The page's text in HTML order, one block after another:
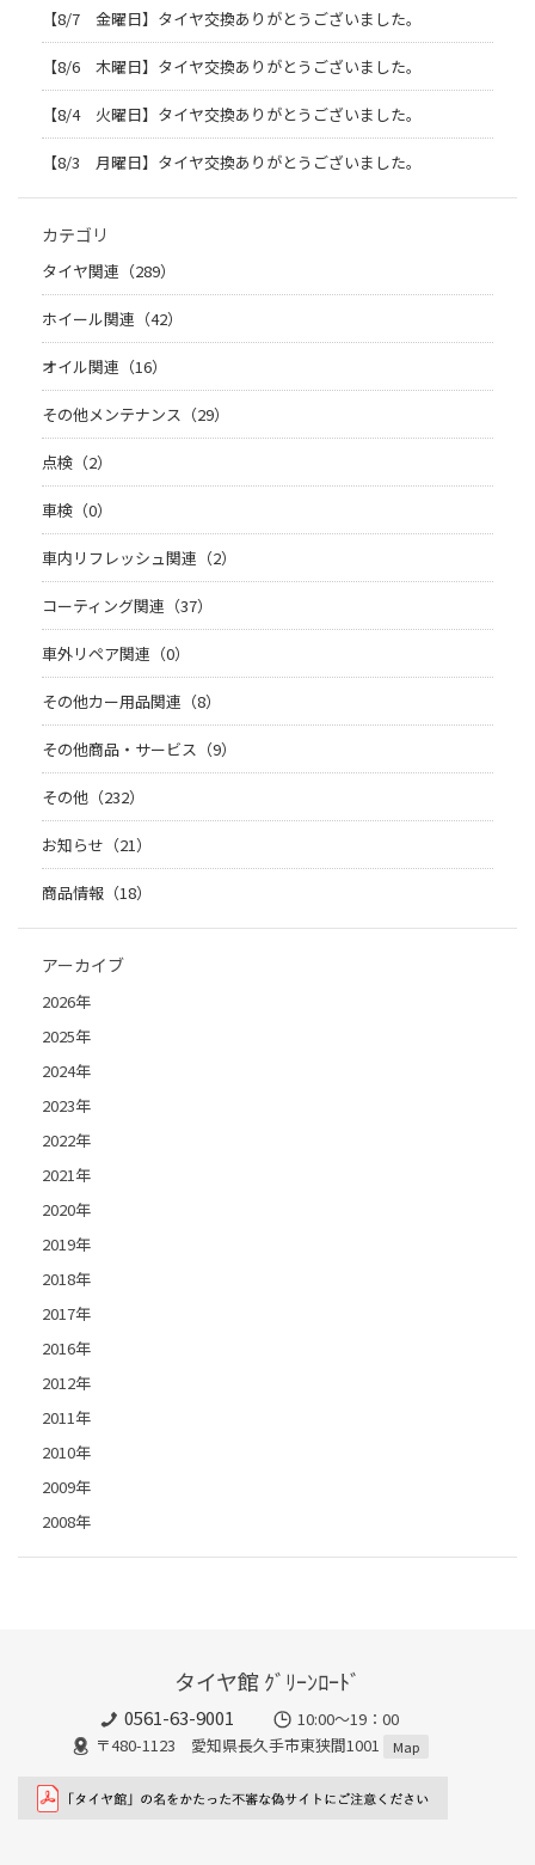
【8/7 金曜日】タイヤ交換ありがとうございました。
【8/6 木曜日】タイヤ交換ありがとうございました。
【8/4 火曜日】タイヤ交換ありがとうございました。
【8/3 月曜日】タイヤ交換ありがとうございました。
カテゴリ
タイヤ関連（289）
ホイール関連（42）
オイル関連（16）
その他メンテナンス（29）
点検（2）
車検（0）
車内リフレッシュ関連（2）
コーティング関連（37）
車外リペア関連（0）
その他カー用品関連（8）
その他商品・サービス（9）
その他（232）
お知らせ（21）
商品情報（18）
アーカイブ
2026年
2025年
2024年
2023年
2022年
2021年
2020年
2019年
2018年
2017年
2016年
2012年
2011年
2010年
2009年
2008年
タイヤ館 ｸﾞﾘｰﾝﾛｰﾄﾞ
0561-63-9001
10:00～19：00
〒480-1123 愛知県長久手市東狭間1001
Map